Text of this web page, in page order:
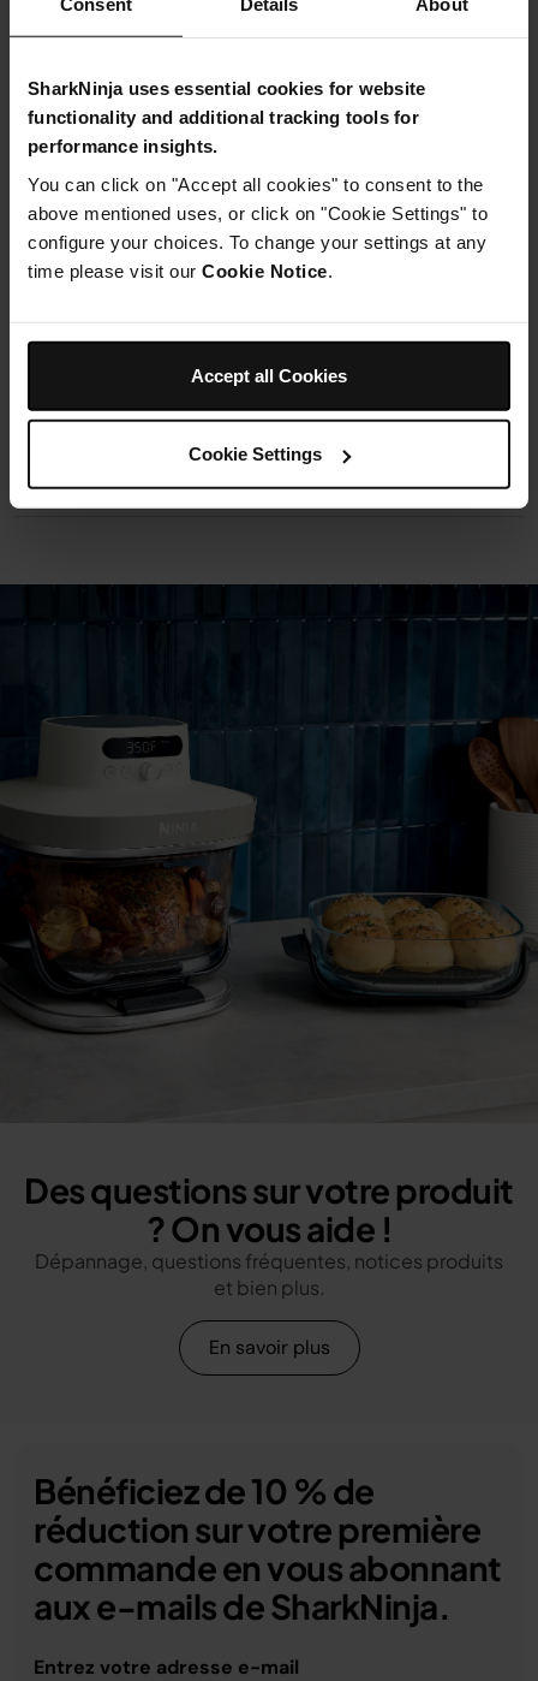
SharkNinja uses essential cookies for website
functionality and additional tracking tools for
performance insights.
You can click on "Accept all cookies" to consent to the
above mentioned uses, or click on "Cookie Settings" to
configure your choices. To change your settings at any
time please visit our Cookie Notice
Accept all Cookies
Cookie Settings
Livraisons et retours
Des questions sur votre produit
? On vous aide !
Dépannage, questions fréquentes, notices produits
et bien plus.
En savoir plus
Bénéficiez de 10 % de
réduction sur votre première
commande en vous abonnant
aux e-mails de SharkNinja.
Entrez votre adresse e-mail